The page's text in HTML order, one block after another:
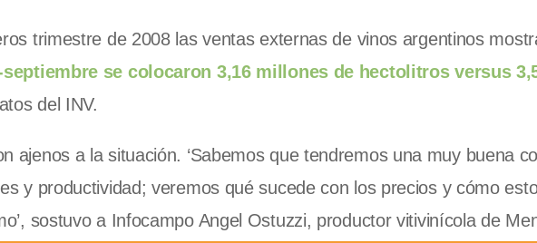
trimestre de 2008 las ventas externas de vinos argentinos
septiembre se colocaron 3,16 millones de hectolitros versus
del INV.
ajenos a la situación. ‘Sabemos que tendremos una muy buena
y productividad; veremos qué sucede con los precios y cómo
sostuvo a Infocampo Angel Ostuzzi, productor vitivinícola de